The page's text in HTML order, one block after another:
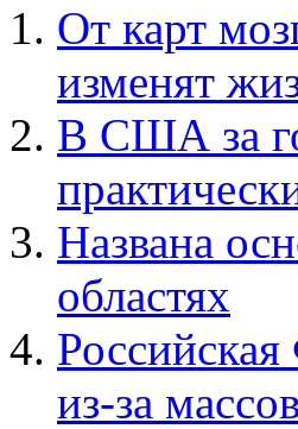
От карт
изменят
В США за
Названа
областях
из-за